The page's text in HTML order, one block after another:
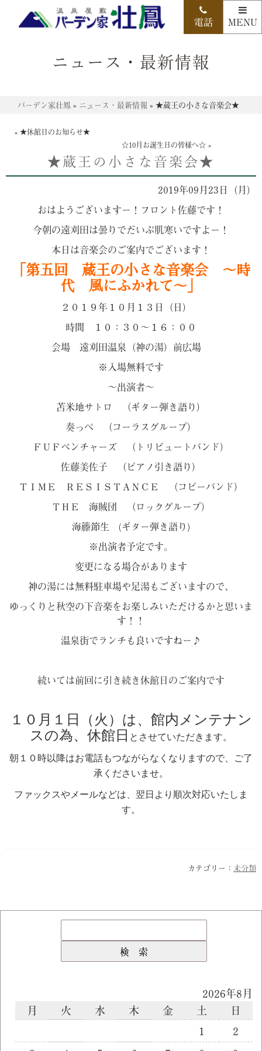
ニュース・最新情報
バーデン家壮鳳 » ニュース・最新情報 » ★蔵王の小さな音楽会★
« ★休館日のお知らせ★
☆10月お誕生日の皆様へ☆ »
★蔵王の小さな音楽会★
2019年09月23日（月）
おはようございますー！フロント佐藤です！
今朝の遠刈田は曇りでだいぶ肌寒いですよー！
本日は音楽会のご案内でございます！
「第五回 蔵王の小さな音楽会 ～時
代 風にふかれて～」
２０１９年１０月１３日（日）
時間 １０：３０～１６：００
会場 遠刈田温泉（神の湯）前広場
※入場無料です
～出演者～
苫米地サトロ （ギター弾き語り）
奏っぺ （コーラスグループ）
ＦＵＦベンチャーズ （トリビュートバンド）
佐藤美佐子 （ピアノ引き語り）
ＴＩＭＥ ＲＥＳＩＳＴＡＮＣＥ （コピーバンド）
ＴＨＥ 海賊団 （ロックグループ）
海籐節生 (ギター弾き語り)
※出演者予定です。
変更になる場合があります
神の湯には無料駐車場や足湯もございますので、
ゆっくりと秋空の下音楽をお楽しみいただけるかと思いま
す！！
温泉街でランチも良いですねー♪
続いては前回に引き続き休館日のご案内です
１０月１日（火）は、館内メンテナン
スの為、休館日 とさせていただきます。
朝１０時以降はお電話もつながらなくなりますので、ご了
承くださいませ。
ファックスやメールなどは、翌日より順次対応いたしま
す。
カテゴリー： 未分類
2026年8月
月
火 水 木 金 土
日
1
2